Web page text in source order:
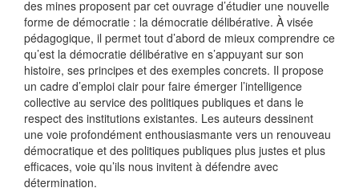
des mines proposent par cet ouvrage d’étudier une nouvelle
forme de démocratie : la démocratie délibérative. À visée
pédagogique, il permet tout d’abord de mieux comprendre ce
qu’est la démocratie délibérative en s’appuyant sur son
histoire, ses principes et des exemples concrets. Il propose
un cadre d’emploi clair pour faire émerger l’intelligence
collective au service des politiques publiques et dans le
respect des institutions existantes. Les auteurs dessinent
une voie profondément enthousiasmante vers un renouveau
démocratique et des politiques publiques plus justes et plus
efficaces, voie qu’ils nous invitent à défendre avec
détermination.